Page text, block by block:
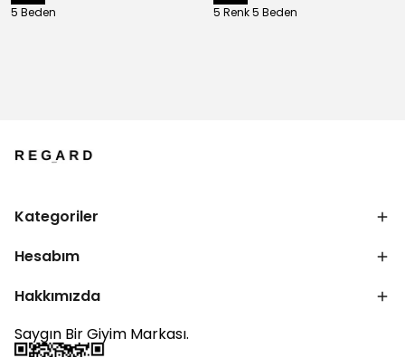
5 Beden 5 Renk 5 Beden
Kategoriler
Hesabım
Hakkımızda
Saygın Bir Giyim Markası.